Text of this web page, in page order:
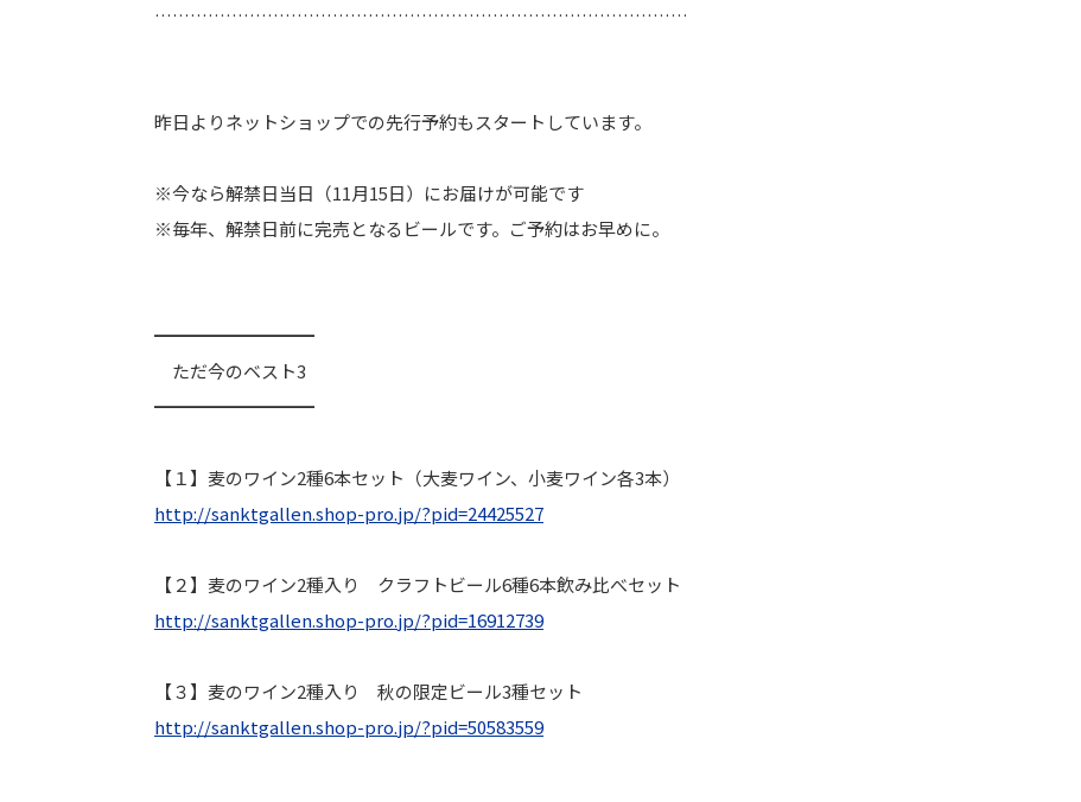
………………………………………………………………………………
昨日よりネットショップでの先行予約もスタートしています。
※今なら解禁日当日（11月15日）にお届けが可能です
※毎年、解禁日前に完売となるビールです。ご予約はお早めに。
━━━━━━━━━
ただ今のベスト3
━━━━━━━━━
【１】麦のワイン2種6本セット（大麦ワイン、 小麦ワイン各3本）
http://sanktgallen.shop-pro.jp/?pid=24425527
【２】麦のワイン2種入り クラフトビール6種6本飲み比べセット
http://sanktgallen.shop-pro.jp/?pid=16912739
【３】麦のワイン2種入り 秋の限定ビール3種セット
http://sanktgallen.shop-pro.jp/?pid=50583559